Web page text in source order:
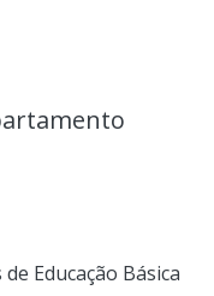
Educação Básica